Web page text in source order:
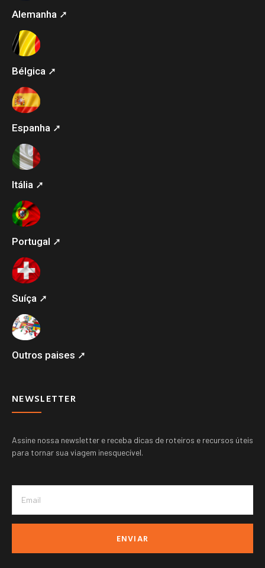
Alemanha ➚
Bélgica ➚
Espanha ➚
Itália ➚
Portugal ➚
Suíça ➚
Outros paises ➚
NEWSLETTER
Assine nossa newsletter e receba dicas de roteiros e recursos úteis
para tornar sua viagem inesquecível.
ENVIAR